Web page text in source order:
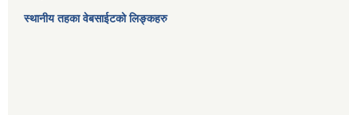
स्थानीय तहका वेबसाईटको लिङ्कहरु